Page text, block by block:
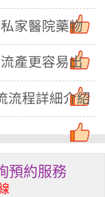
家醫院藥物
產更容易出
流程詳細介紹
預約服務